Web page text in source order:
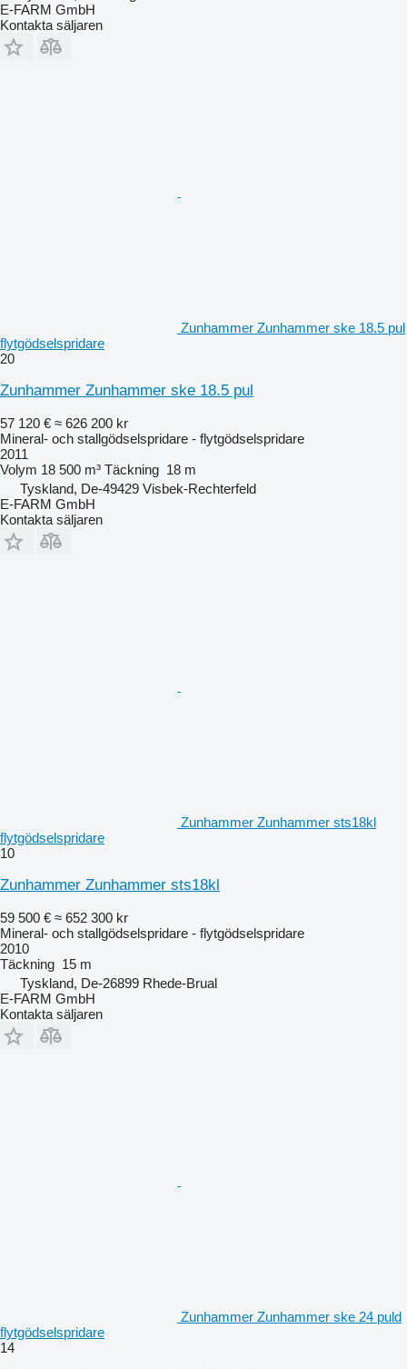
E-FARM GmbH
Kontakta säljaren
Zunhammer Zunhammer ske 18.5 pul
flytgödselspridare
20
Zunhammer Zunhammer ske 18.5 pul
57 120 € ≈ 626 200 kr
Mineral- och stallgödselspridare - flytgödselspridare
2011
Volym 18 500 m³ Täckning 18 m
Tyskland, De-49429 Visbek-Rechterfeld
E-FARM GmbH
Kontakta säljaren
Zunhammer Zunhammer sts18kl
flytgödselspridare
10
Zunhammer Zunhammer sts18kl
59 500 € ≈ 652 300 kr
Mineral- och stallgödselspridare - flytgödselspridare
2010
Täckning 15 m
Tyskland, De-26899 Rhede-Brual
E-FARM GmbH
Kontakta säljaren
Zunhammer Zunhammer ske 24 puld
flytgödselspridare
14